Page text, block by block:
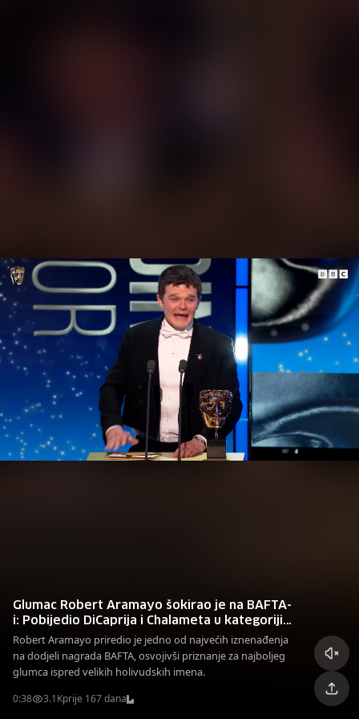
Glumac Robert Aramayo šokirao je na BAFTA-
i: Pobijedio DiCaprija i Chalameta u kategoriji
za najboljeg glumca
Robert Aramayo priredio je jedno od najvećih iznenađenja
na dodjeli nagrada BAFTA, osvojivši priznanje za najboljeg
glumca ispred velikih holivudskih imena.
0:38 3.1Kprije 167 dana